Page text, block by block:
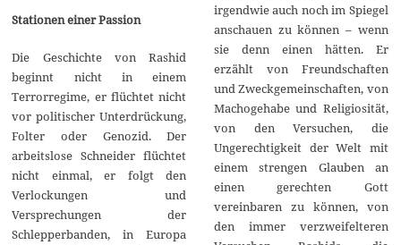
Stationen einer Passion
Die Geschichte von Rashid
beginnt nicht in einem
Terrorregime, er flüchtet nicht
vor politischer Unterdrückung,
Folter oder Genozid. Der
arbeitslose Schneider flüchtet
nicht einmal, er folgt den
Verlockungen und
Versprechungen der
Schlepperbanden, in Europa
irgendwie auch noch im Spiegel
anschauen zu können – wenn
sie denn einen hätten. Er
erzählt von Freundschaften
und Zweckgemeinschaften, von
Machogehabe und Religiosität,
von den Versuchen, die
Ungerechtigkeit der Welt mit
einem strengen Glauben an
einen gerechten Gott
vereinbaren zu können, von
den immer verzweifelteren